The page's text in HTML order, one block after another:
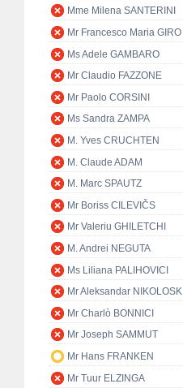
Mme Milena SANTERINI
Mr Francesco Maria GIRO
Ms Adele GAMBARO
Mr Claudio FAZZONE
Mr Paolo CORSINI
Ms Sandra ZAMPA
M. Yves CRUCHTEN
M. Claude ADAM
M. Marc SPAUTZ
Mr Boriss CILEVIČS
Mr Valeriu GHILETCHI
M. Andrei NEGUTA
Ms Liliana PALIHOVICI
Mr Aleksandar NIKOLOSKI
Mr Charlò BONNICI
Mr Joseph SAMMUT
Mr Hans FRANKEN
Mr Tuur ELZINGA